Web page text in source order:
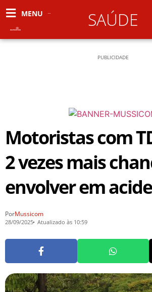
MENU SAÚDE
PUBLICIDADE
Motoristas com
2 vezes mais
envolver em
PorMussicom
28/09/2025 Atualizado às 10:59